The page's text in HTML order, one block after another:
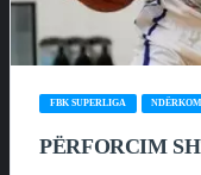
FBK SUPERLIGA
PËRFORCIM